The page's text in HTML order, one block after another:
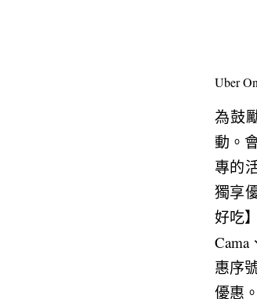
Uber
為鼓
動。
專的
獨享
好吃
惠序
優惠。